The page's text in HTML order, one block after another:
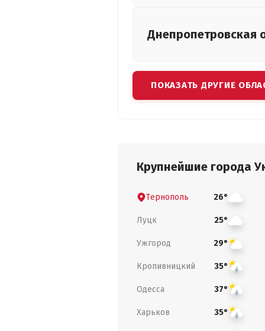
Днепропетровская
ПОКАЗАТЬ ДРУГИЕ
Крупнейшие города
Тернополь 26°
Луцк 25°
Ужгород 29°
Кропивницкий 35°
Одесса 37°
Харьков 35°